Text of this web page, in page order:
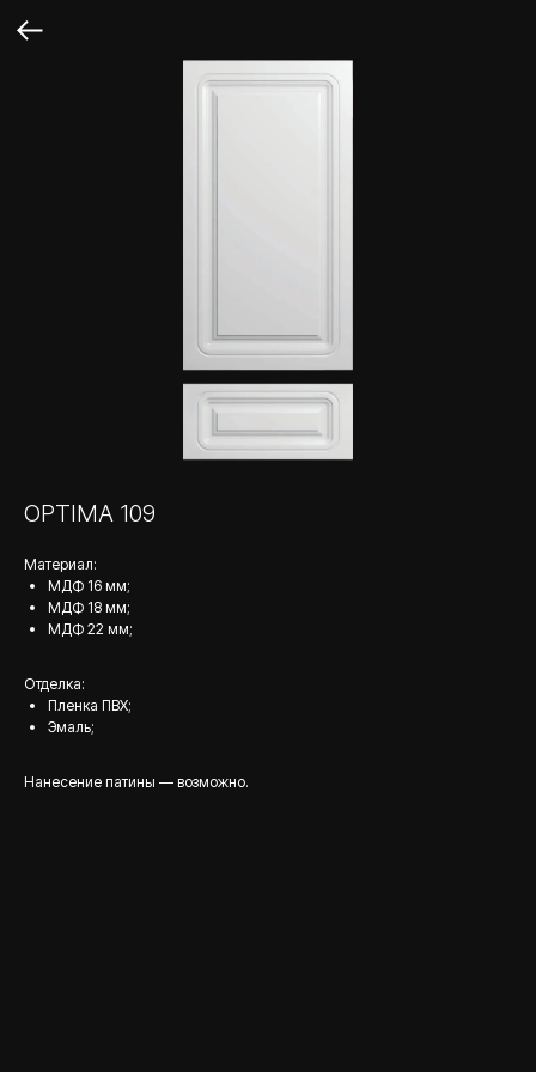
OPTIMA 109
Материал:
МДФ 16 мм;
МДФ 18 мм;
МДФ 22 мм;
Отделка:
Пленка ПВХ;
Эмаль;
Нанесение патины — возможно.